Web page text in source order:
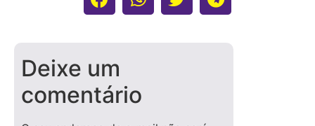
Deixe um
comentário